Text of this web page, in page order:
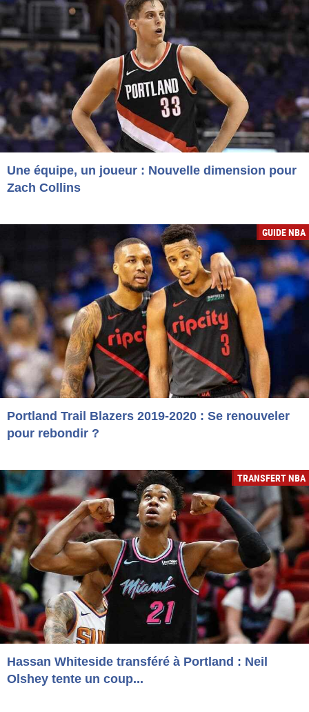
Une équipe, un joueur : Nouvelle dimension pour
Zach Collins
GUIDE NBA
Portland Trail Blazers 2019-2020 : Se renouveler
pour rebondir ?
TRANSFERT NBA
Hassan Whiteside transféré à Portland : Neil
Olshey tente un coup...